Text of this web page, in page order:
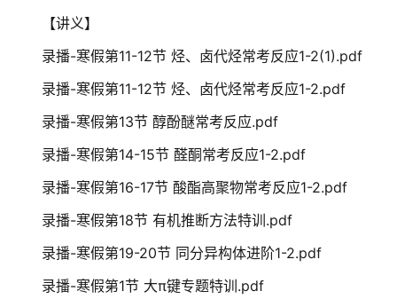
【讲义】
录播-寒假第11-12节 烃、卤代烃常考反应1-2(1).pdf
录播-寒假第11-12节 烃、卤代烃常考反应1-2.pdf
录播-寒假第13节 醇酚醚常考反应.pdf
录播-寒假第14-15节 醛酮常考反应1-2.pdf
录播-寒假第16-17节 酸酯高聚物常考反应1-2.pdf
录播-寒假第18节 有机推断方法特训.pdf
录播-寒假第19-20节 同分异构体进阶1-2.pdf
录播-寒假第1节 大π键专题特训.pdf